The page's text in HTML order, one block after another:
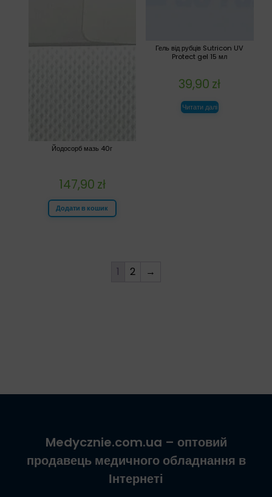
Гель від рубців Sutricon UV
Protect gel 15 мл
39,90 zł
Читати далі
Йодосорб мазь 40г
147,90 zł
Додати в кошик
1 2 →
Medycznie.com.ua – оптовий
продавець медичного обладнання в
Інтернеті